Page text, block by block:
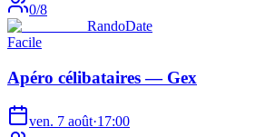
0/8
RandoDate
Facile
Apéro célibataires — Gex
ven. 7 août·17:00